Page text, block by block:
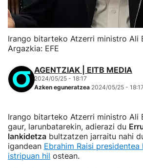
Irango bitarteko Atzerri ministro Ali
Argazkia: EFE
AGENTZIAK | EITB MEDIA
2024/05/25 - 18:17
Azken eguneratzea 2024/05/25 - 18:17
Irango bitarteko Atzerri ministro Ali
gaur, larunbatarekin, adierazi du
lankidetza bultzatzen jarraitu nahi
igandean Ebrahim Raisi
istripuan hil ostean.